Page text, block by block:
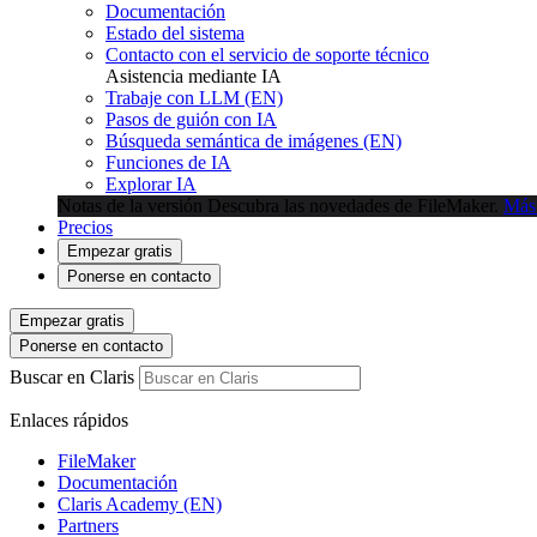
Documentación
Estado del sistema
Contacto con el servicio de soporte técnico
Asistencia mediante IA
Trabaje con LLM (EN)
Pasos de guión con IA
Búsqueda semántica de imágenes (EN)
Funciones de IA
Explorar IA
Notas de la versión Descubra las novedades de FileMaker.
Precios
Empezar gratis
Ponerse en contacto
Empezar gratis
Ponerse en contacto
Buscar en Claris
Enlaces rápidos
FileMaker
Documentación
Claris Academy (EN)
Partners